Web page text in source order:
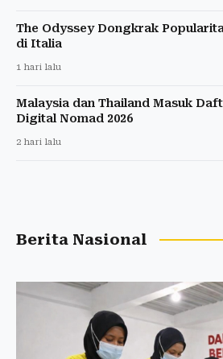
The Odyssey Dongkrak
di Italia
1 hari lalu
Malaysia dan Thailand Masuk
Digital Nomad 2026
2 hari lalu
Berita Nasional